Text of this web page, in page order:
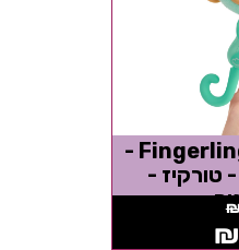
פינגרלינגס - Fingerlings -
טורקיז -
₪